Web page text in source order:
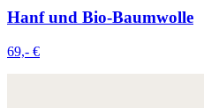
Hanf und Bio-Baumwolle
69,- €